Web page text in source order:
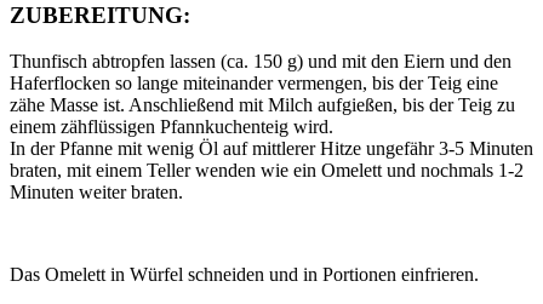
ZUBEREITUNG:
Thunfisch abtropfen lassen (ca. 150 g) und mit den Eiern und den
Haferflocken so lange miteinander vermengen, bis der Teig eine
zähe Masse ist. Anschließend mit Milch aufgießen, bis der Teig zu
einem zähflüssigen Pfannkuchenteig wird.
In der Pfanne mit wenig Öl auf mittlerer Hitze ungefähr 3-5 Minuten
braten, mit einem Teller wenden wie ein Omelett und nochmals 1-2
Minuten weiter braten.
Das Omelett in Würfel schneiden und in Portionen einfrieren.